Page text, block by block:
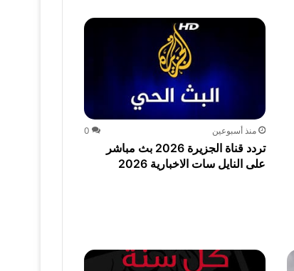
منذ أسبوعين 0
تردد قناة الجزيرة 2026 بث مباشر
على النايل سات الاخبارية 2026